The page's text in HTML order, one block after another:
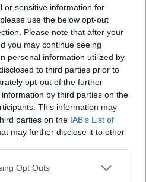
or sensitive information for
use the below opt-out
Please note that after your
you may continue seeing
personal information utilized by
to third parties prior to
opt-out of the further
by third parties on the
This information may
parties on the IAB’s List of
may further disclose it to other
app uses one or more Google
Opt Outs